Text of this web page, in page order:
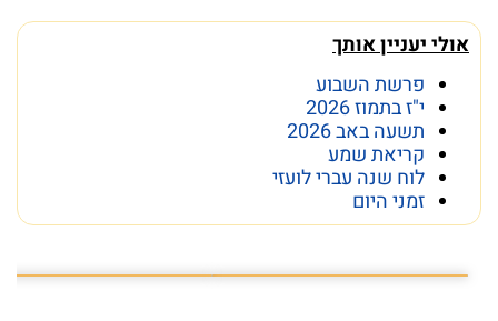
אולי יעניין אותך
פרשת השבוע
י"ז בתמוז 2026
תשעה באב 2026
קריאת שמע
לוח שנה עברי לועזי
זמני היום